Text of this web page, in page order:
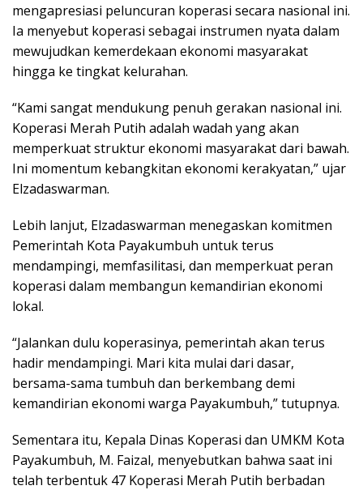
mengapresiasi peluncuran koperasi secara nasional ini.
Ia menyebut koperasi sebagai instrumen nyata dalam
mewujudkan kemerdekaan ekonomi masyarakat
hingga ke tingkat kelurahan.
“Kami sangat mendukung penuh gerakan nasional ini.
Koperasi Merah Putih adalah wadah yang akan
memperkuat struktur ekonomi masyarakat dari bawah.
Ini momentum kebangkitan ekonomi kerakyatan,” ujar
Elzadaswarman.
Lebih lanjut, Elzadaswarman menegaskan komitmen
Pemerintah Kota Payakumbuh untuk terus
mendampingi, memfasilitasi, dan memperkuat peran
koperasi dalam membangun kemandirian ekonomi
lokal.
“Jalankan dulu koperasinya, pemerintah akan terus
hadir mendampingi. Mari kita mulai dari dasar,
bersama-sama tumbuh dan berkembang demi
kemandirian ekonomi warga Payakumbuh,” tutupnya.
Sementara itu, Kepala Dinas Koperasi dan UMKM Kota
Payakumbuh, M. Faizal, menyebutkan bahwa saat ini
telah terbentuk 47 Koperasi Merah Putih berbadan